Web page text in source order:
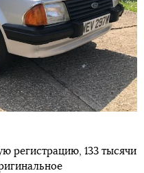
регистрацию, 133 тысячи